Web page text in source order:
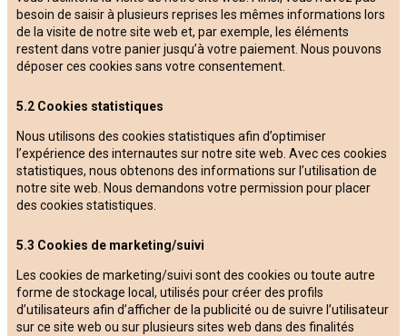
besoin de saisir à plusieurs reprises les mêmes informations lors
de la visite de notre site web et, par exemple, les éléments
restent dans votre panier jusqu’à votre paiement. Nous pouvons
déposer ces cookies sans votre consentement.
5.2 Cookies statistiques
Nous utilisons des cookies statistiques afin d’optimiser
l’expérience des internautes sur notre site web. Avec ces cookies
statistiques, nous obtenons des informations sur l’utilisation de
notre site web. Nous demandons votre permission pour placer
des cookies statistiques.
5.3 Cookies de marketing/suivi
Les cookies de marketing/suivi sont des cookies ou toute autre
forme de stockage local, utilisés pour créer des profils
d’utilisateurs afin d’afficher de la publicité ou de suivre l’utilisateur
sur ce site web ou sur plusieurs sites web dans des finalités